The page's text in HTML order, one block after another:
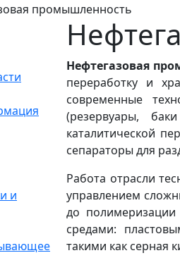
промышленность
и
Нефтегазовая
переработку и
современные
(резервуары,
каталитической
сепараторы для
Работа отрасли
управлением
до
средами:
такими как серная